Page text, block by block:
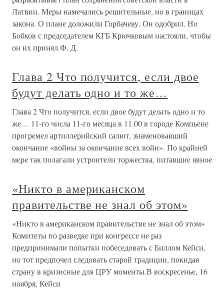
Латвии. Меры намечались решительные, но в границах
закона. О плане доложили Горбачеву. Он одобрил. Но
Бобков с председателем КГБ Крючковым настояли, чтобы
он их принял.Ф. Д.
Глава 2 Что получится, если двое
будут делать одно и то же…
Глава 2 Что получится, если двое будут делать одно и то
же… 11-го числа 11-го месяца в 11.00 в городе Компьене
прогремел артиллерийский салют, знаменовавший
окончание «войны за окончание всех войн». По крайней
мере так полагали устроители торжества, питавшие явное
«Никто в американском
правительстве не знал об этом»
«Никто в американском правительстве не знал об этом»
Комитеты по разведке при конгрессе не раз
предпринимали попытки побеседовать с Биллом Кейси,
но тот предпочел следовать старой традиции, покидая
страну в кризисные для ЦРУ моменты.В воскресенье, 16
ноября, Кейси